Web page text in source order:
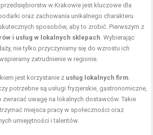
w Krakowie jest kluczowe dla
oraz zachowania unikalnego charakteru
sposobów, aby to zrobić. Pierwszym z
i usług w lokalnych sklepach. Wybierając
nie tylko przyczyniamy się do wzrostu ich
zatrudnienie w regionie.
jest korzystanie z usług lokalnych firm.
potrzebne są usługi fryzjerskie, gastronomiczne,
zwracać uwagę na lokalnych dostawców. Takie
miejsca pracy w społeczności oraz
umiejętności i talentów.